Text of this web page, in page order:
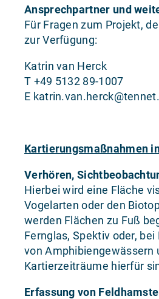
Ansprechpartner und
Für Fragen zum Projekt,
zur Verfügung:
Katrin van Herck
T +49 5132 89-1007
E
Kartierungsmaßnahmen
Verhören,
Hierbei wird eine Fläche
Vogelarten oder den
werden Flächen zu Fuß
Fernglas, Spektiv oder,
von Amphibiengewässern
Kartierzeiträume hierfür
Erfassung von